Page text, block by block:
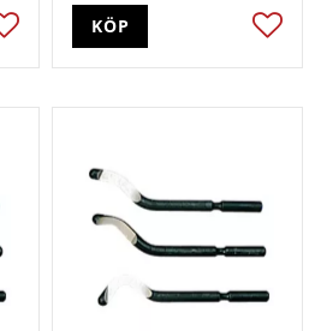
Lägg till i favoriter
KÖP